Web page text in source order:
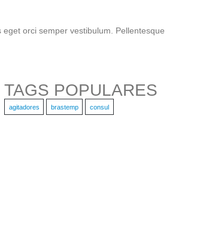
orci semper vestibulum. Pellentesque
TAGS POPULARES
agitadores brastemp consul